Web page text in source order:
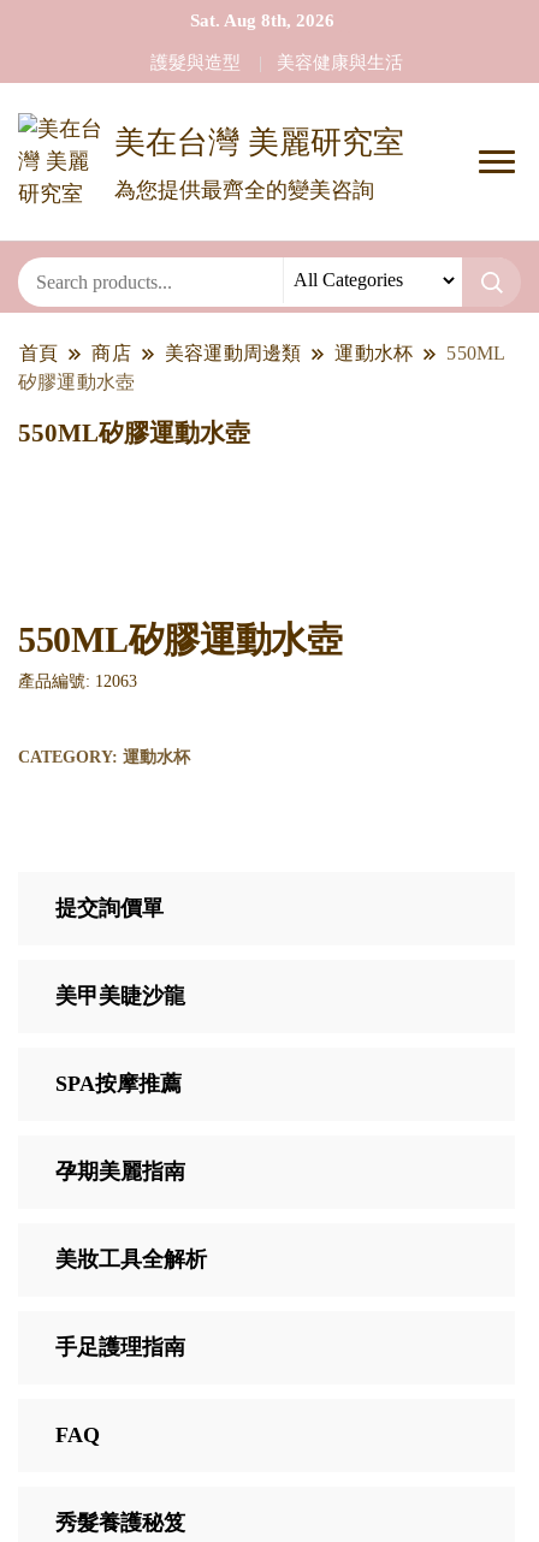
Sat. Aug 8th, 2026
護髮與造型 美容健康與生活
美在台灣 美麗研究室
為您提供最齊全的變美咨詢
首頁 商店 美容運動周邊類 運動水杯
550ML
矽膠運動水壺
550ML矽膠運動水壺
550ML矽膠運動水壺
產品編號: 12063
CATEGORY: 運動水杯
提交詢價單
美甲美睫沙龍
SPA按摩推薦
孕期美麗指南
美妝工具全解析
手足護理指南
FAQ
秀髮養護秘笈